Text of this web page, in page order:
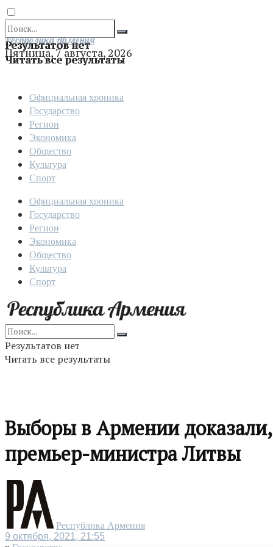
Результатов нет
Читать все результаты
Отправить
Республика Армения
Пятница, 7 августа, 2026
Официальная хроника
Государство
Регион
Экономика
Общество
Культура
Спорт
Официальная хроника
Государство
Регион
Экономика
Общество
Культура
Спорт
Результатов нет
Читать все результаты
Выборы в Армении
премьер-министра Литвы
Республика Армения
9 октября, 2021, 21:55